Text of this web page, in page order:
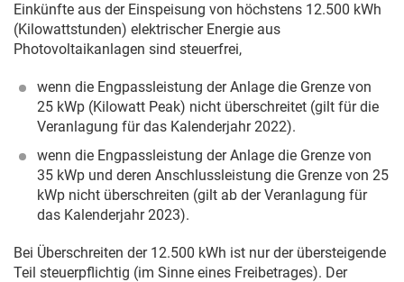
Einkünfte aus der Einspeisung von höchstens 12.500 kWh
(Kilowattstunden) elektrischer Energie aus
Photovoltaikanlagen sind steuerfrei,
wenn die Engpassleistung der Anlage die Grenze von
25 kWp (Kilowatt Peak) nicht überschreitet (gilt für die
Veranlagung für das Kalenderjahr 2022).
wenn die Engpassleistung der Anlage die Grenze von
35 kWp und deren Anschlussleistung die Grenze von 25
kWp nicht überschreiten (gilt ab der Veranlagung für
das Kalenderjahr 2023).
Bei Überschreiten der 12.500 kWh ist nur der übersteigende
Teil steuerpflichtig (im Sinne eines Freibetrages). Der